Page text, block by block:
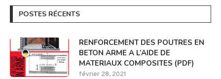
POSTES RÉCENTS
RENFORCEMENT DES POUTRES EN
BETON ARME A L’AIDE DE
MATERIAUX COMPOSITES (PDF)
février 28, 2021